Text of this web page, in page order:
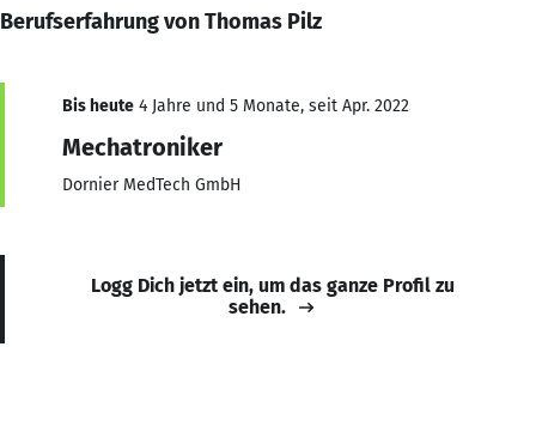
Berufserfahrung von Thomas Pilz
Bis heute 4 Jahre und 5 Monate, seit Apr. 2022
Mechatroniker
Dornier MedTech GmbH
Logg Dich jetzt ein, um das ganze Profil zu
sehen.